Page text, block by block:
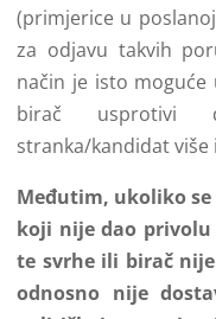
(primjerice u
za odjavu takvih
način je isto moguće
birač usprotivi
stranka/kandidat više
Međutim, ukoliko
koji nije dao
te svrhe ili birač
odnosno nije